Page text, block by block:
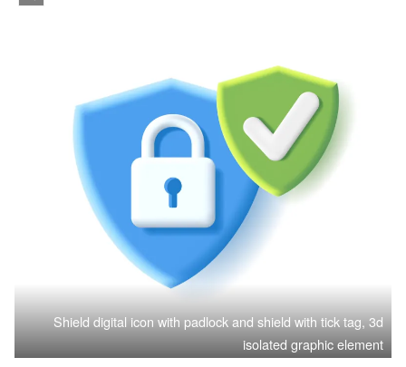
Shield digital icon with padlock and shield with tick tag, 3d
isolated graphic element